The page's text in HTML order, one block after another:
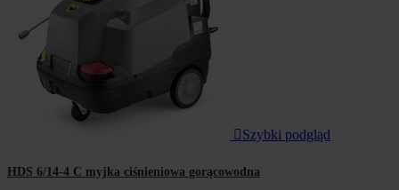
 Szybki podgląd
HDS 6/14-4 C myjka ciśnieniowa gorącowodna